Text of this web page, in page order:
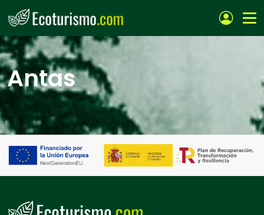
Pasar al contenido principal
Antas